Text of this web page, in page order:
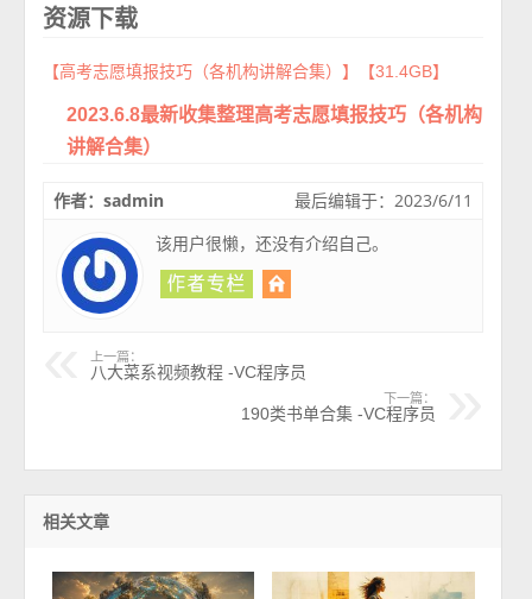
资源下载
【高考志愿填报技巧（各机构讲解合集）】【31.4GB】
2023.6.8最新收集整理高考志愿填报技巧（各机构
讲解合集）
最后编辑于：2023/6/11
作者：sadmin
该用户很懒，还没有介绍自己。
上一篇：
八大菜系视频教程 -VC程序员
下一篇：
190类书单合集 -VC程序员
相关文章